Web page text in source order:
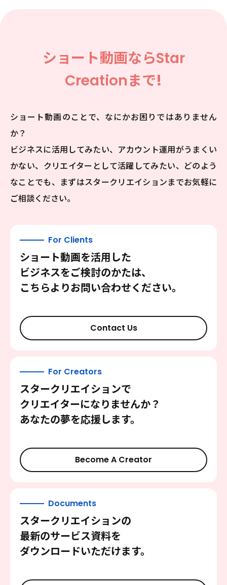
新たな才能を発掘し、次世代のスタークリエイター
を育成するプロジェクト「Star Creation Next」
ショート動画ならStar
Creationまで!
ショート動画のことで、なにかお困りではありません
か？
ビジネスに活用してみたい、アカウント運用がうまくい
かない、クリエイターとして活躍してみたい、 どのよう
なことでも、まずはスタークリエイションまでお気軽に
ご相談ください。
For Clients
ショート動画を活用した
ビジネスをご検討のかたは、
こちらよりお問い合わせください。
Contact Us
For Creators
スタークリエイションで
クリエイターになりませんか？
あなたの夢を応援します。
Become A Creator
Documents
スタークリエイションの
最新のサービス資料を
ダウンロードいただけます。